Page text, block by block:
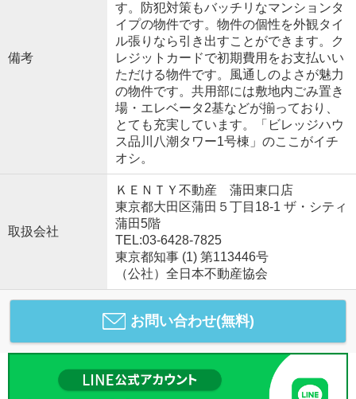
備考
す。防犯対策もバッチリなマンションタ
イプの物件です。物件の個性を外観タイ
ル張りなら引き出すことができます。ク
レジットカードで初期費用をお支払いい
ただける物件です。風通しのよさが魅力
の物件です。共用部には敷地内ごみ置き
場・エレベータ2基などが揃っており、
とても充実しています。「ビレッジハウ
ス品川八潮タワー1号棟」のここがイチ
オシ。
取扱会社
ＫＥＮＴＹ不動産 蒲田東口店
東京都大田区蒲田５丁目18-1 ザ・シティ
蒲田5階
TEL:03-6428-7825
東京都知事 (1) 第113446号
（公社）全日本不動産協会
お問い合わせ(無料)